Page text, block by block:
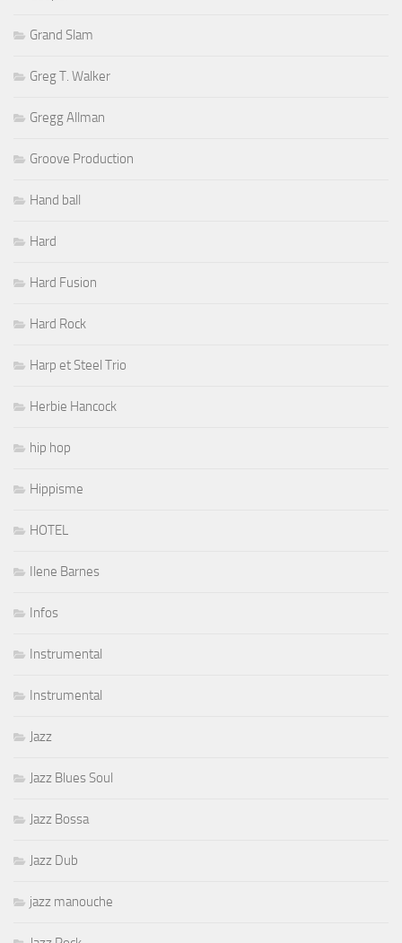
Grand Slam
Greg T. Walker
Gregg Allman
Groove Production
Hand ball
Hard
Hard Fusion
Hard Rock
Harp et Steel Trio
Herbie Hancock
hip hop
Hippisme
HOTEL
Ilene Barnes
Infos
Instrumental
Instrumental
Jazz
Jazz Blues Soul
Jazz Bossa
Jazz Dub
jazz manouche